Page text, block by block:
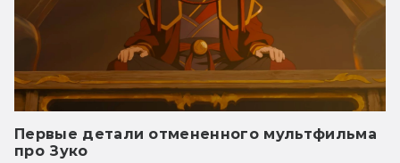
Первые детали отмененного мультфильма
про Зуко